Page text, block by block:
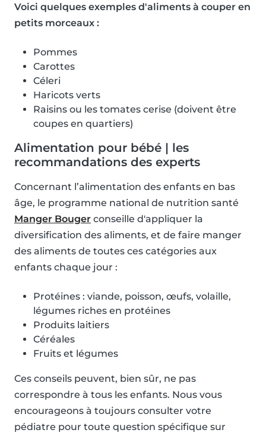
Voici quelques exemples d'aliments à couper en
petits morceaux :
Pommes
Carottes
Céleri
Haricots verts
Raisins ou les tomates cerise (doivent être
coupes en quartiers)
Alimentation pour bébé | les
recommandations des experts
Concernant l’alimentation des enfants en bas
âge, le programme national de nutrition santé
Manger Bouger conseille d'appliquer la
diversification des aliments, et de faire manger
des aliments de toutes ces catégories aux
enfants chaque jour :
Protéines : viande, poisson, œufs, volaille,
légumes riches en protéines
Produits laitiers
Céréales
Fruits et légumes
Ces conseils peuvent, bien sûr, ne pas
correspondre à tous les enfants. Nous vous
encourageons à toujours consulter votre
pédiatre pour toute question spécifique sur